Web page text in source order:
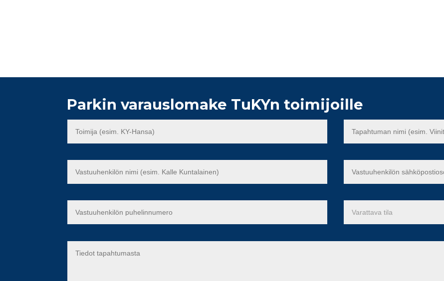
Parkin varauslomake TuKYn toimijoille